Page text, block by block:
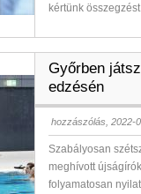
kértünk
Győrben
edzésén
hozzászólás, 2022-
Szabályosan
meghívott
folyamatosan